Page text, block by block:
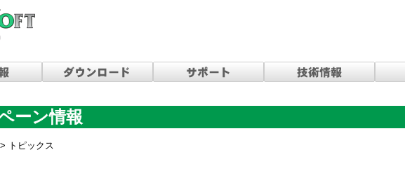
ーン情報
> トピックス